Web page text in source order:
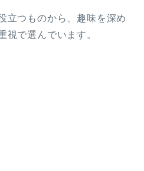
立つものから、趣味を深め
視で選んでいます。